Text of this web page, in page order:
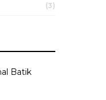
(3)
Batik